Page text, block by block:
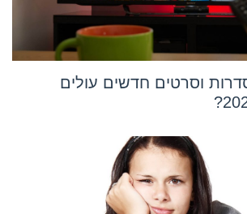
וסרטים חדשים עולים